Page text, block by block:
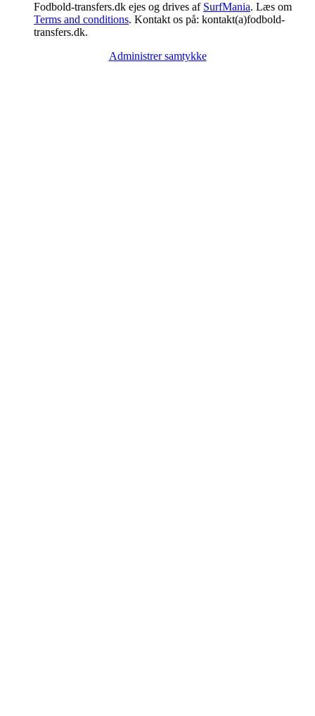
Fodbold-transfers.dk ejes og drives af SurfMania. Læs om
Terms and conditions. Kontakt os på: kontakt(a)fodbold-
transfers.dk.
Administrer samtykke